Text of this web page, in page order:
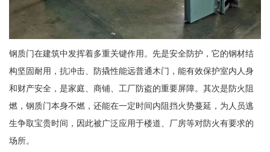
钢质门在建筑中发挥着多重关键作用。先是安全防护，它的钢材结
构坚固耐用，抗冲击、防撬性能远普通木门，能有效保护室内人身
和财产安全，是家庭、商铺、工厂防盗的重要屏障。其次是防火阻
燃，钢质门本身不燃，还能在一定时间内阻挡火势蔓延，为人员逃
生争取宝贵时间，因此被广泛应用于楼道、厂房等对防火有要求的
场所。